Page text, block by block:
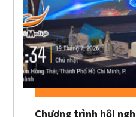
Chương trình hội